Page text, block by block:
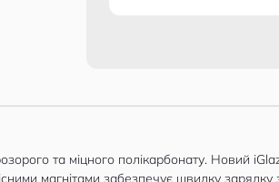
та міцного полікарбонату. Новий
магнітами забезпечує швидку